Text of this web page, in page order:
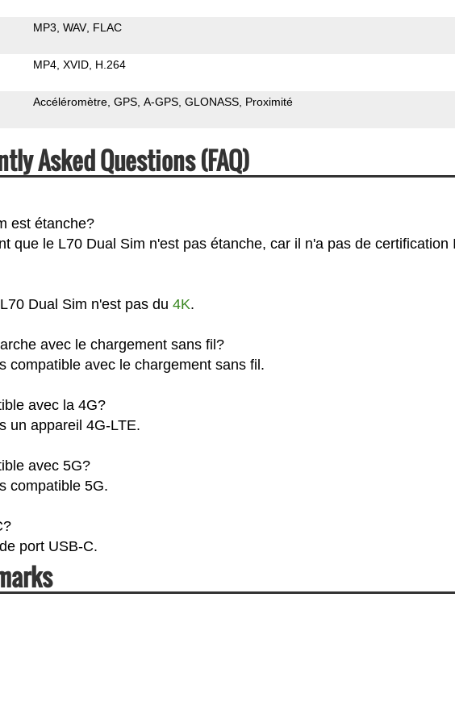
MP3 WAV FLAC
MP4 XVID H.264
Accéléromètre GPS A-GPS GLONASS Proximité
Asked Questions (FAQ)
est étanche?
que le L70 Dual Sim n'est pas étanche, car il n'a pas de certification
Dual Sim n'est pas du 4K.
avec le chargement sans fil?
compatible avec le chargement sans fil.
avec la 4G?
un appareil 4G-LTE.
avec 5G?
compatible 5G.
port USB-C.